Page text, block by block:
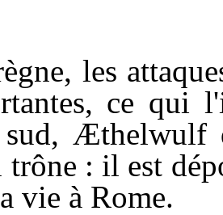
les
ce qui
Æthelwulf
trône : il est
vie à Rome.